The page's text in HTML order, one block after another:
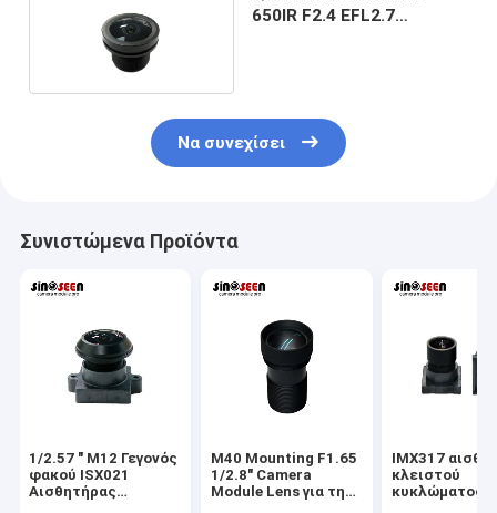
650IR F2.4 EFL2.7
Να συνεχίσει
Συνιστώμενα Προϊόντα
1/2.57 " M12 Γεγονός
φακού ISX021
Αισθητήρας
M40 Mounting F1.65
1/2.8" Camera
Module Lens για την
IMX317
κλειστού
κυκλώματος